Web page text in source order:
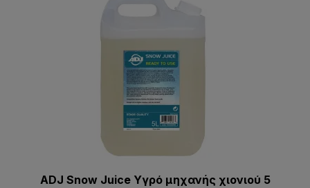
ADJ Snow Juice Υγρό μηχανής χιονιού 5